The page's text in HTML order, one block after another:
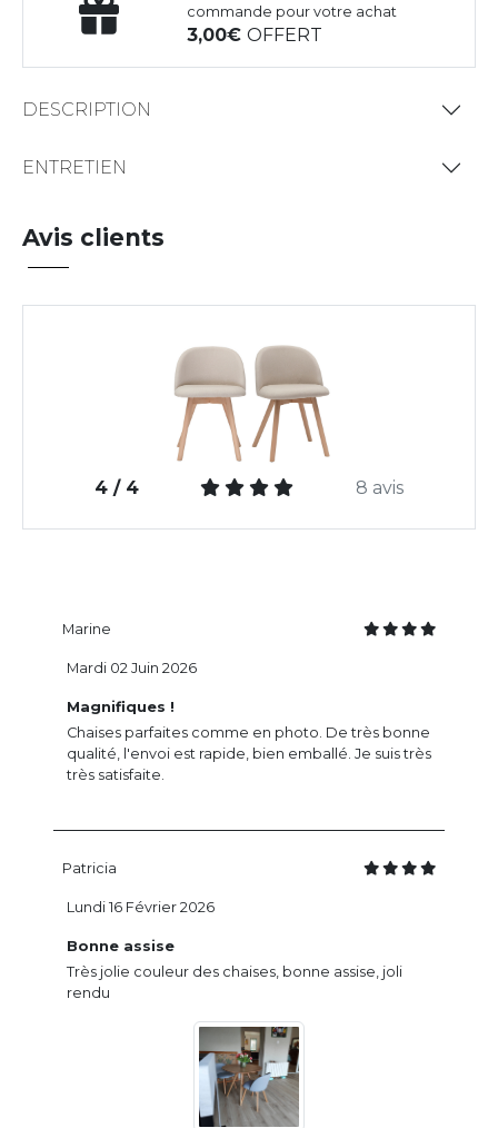
commande pour votre achat
3,00OFFERT
DESCRIPTION
ENTRETIEN
Avis clients
4 / 4 8 avis
Marine
Magnifiques !
Chaises parfaites comme en photo. De très bonne
qualité, l'envoi est rapide, bien emballé. Je suis très
très satisfaite.
Mardi 02 Juin 2026
Patricia
Bonne assise
Très jolie couleur des chaises, bonne assise, joli
rendu
Lundi 16 Février 2026